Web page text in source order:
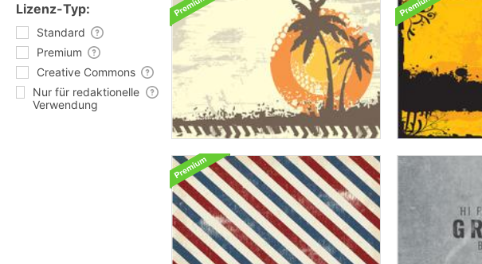
Lizenz-Typ:
Standard
Premium
Creative Commons
Nur für redaktionelle
Verwendung